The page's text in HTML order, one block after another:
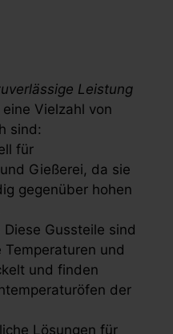
Leistung
Vielzahl von
sind:
für
Gießerei, da sie
gegenüber hohen
Diese Gussteile sind
und
und finden
der
Lösungen für